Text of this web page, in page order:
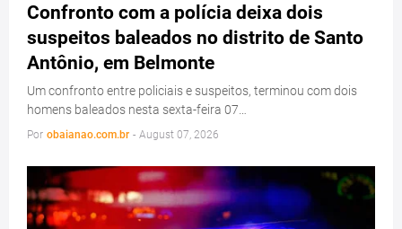
Confronto com a polícia deixa dois
suspeitos baleados no distrito de Santo
Antônio, em Belmonte
Um confronto entre policiais e suspeitos, terminou com dois
homens baleados nesta sexta-feira 07…
Por obaianao.com.br - August 07, 2026